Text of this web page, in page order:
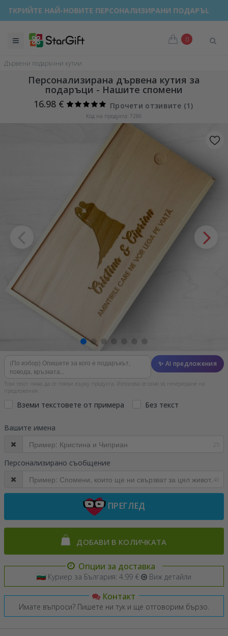
НАЙ-НОВИТЕ ПЕРСОНАЛИЗИРАНИ ПОДАРЪЦИ!
0
Дървени подаръчни кутии
Персонализирана дървена кутия за
подаръци - Нашите спомени
16.98 €
Прочети отзивите (1)
Код на продукта: 7286
✨ AI предложения
Този текст няма да се появи върху продукта. Използва се само за генериране на
предложения.
Вземи текстовете от примера Без текст
Вашите имена
25
Персонализирано съобщение
40
ПРЕГЛЕД
ДОБАВИ В КОЛИЧКАТА
Опции за доставка
Куриер за България: 4.99 € Виж детайли
Контакт
Имате въпроси? Пишете ни тук и ще отговорим бързо.